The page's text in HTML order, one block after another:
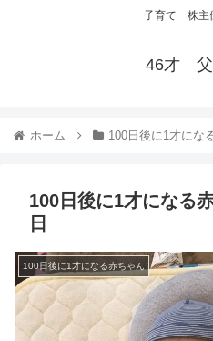
子育て 株
46才 父
ホーム 100日後に1才にな
100日後に1才になる
日
100日後に1才になる赤ちゃん